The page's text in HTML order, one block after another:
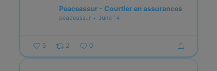
Peaceassur - Courtier en assurances
peaceassur June 14
5 2 0